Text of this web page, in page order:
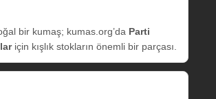
bir kumaş; kumas.org’da Parti
için kışlık stokların önemli bir parçası.